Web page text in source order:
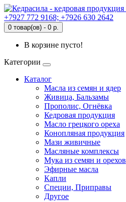
+7927 772 9168; +7926 630 2642
0 товар(ов) - 0 р.
В корзине пусто!
Категории
Каталог
Масла из семян и ядер
Живица, Бальзамы
Прополис, Огнёвка
Кедровая продукция
Масло грецкого ореха
Конопляная продукция
Мази живичные
Масляные комплексы
Мука из семян и орехов
Эфирные масла
Капли
Специи, Приправы
Другое